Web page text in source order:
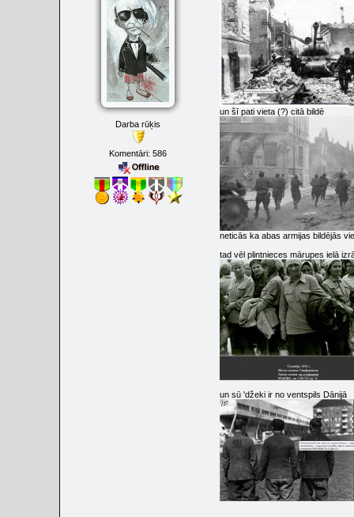
Darba rūķis
Komentāri: 586
un šī pati vieta (?) citā bildē
neticās ka abas armijas bildējās
tad vēl plintnieces mārupes ielā
un sū 'džeki ir no ventspils Dānijā